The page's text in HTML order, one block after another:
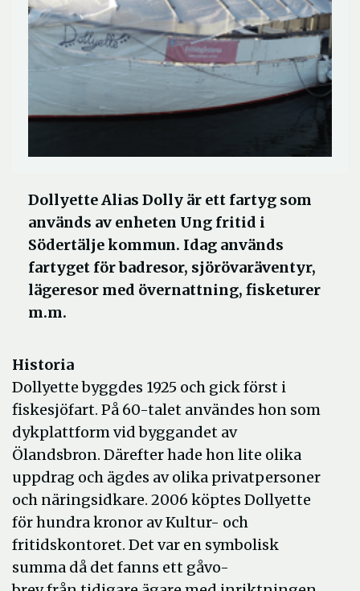
Dollyette Alias Dolly är ett fartyg som
används av enheten Ung fritid i
Södertälje kommun. Idag används
fartyget för badresor, sjörövaräventyr,
lägeresor med övernattning, fisketurer
m.m.
Historia
Dollyette byggdes 1925 och gick först i
fiskesjöfart. På 60-talet användes hon som
dykplattform vid byggandet av
Ölandsbron. Därefter hade hon lite olika
uppdrag och ägdes av olika privatpersoner
och näringsidkare. 2006 köptes Dollyette
för hundra kronor av Kultur- och
fritidskontoret. Det var en symbolisk
summa då det fanns ett gåvo-